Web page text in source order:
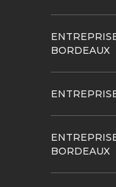
BORDEAUX
BORDEAUX